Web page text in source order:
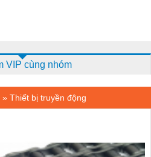
VIP cùng nhóm
» Thiết bị truyền động